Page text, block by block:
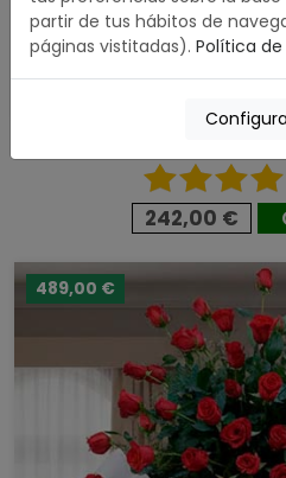
Corona Funeraria
242,00 €
489,00 €
partir de tus hábitos de
páginas vistitadas). Política